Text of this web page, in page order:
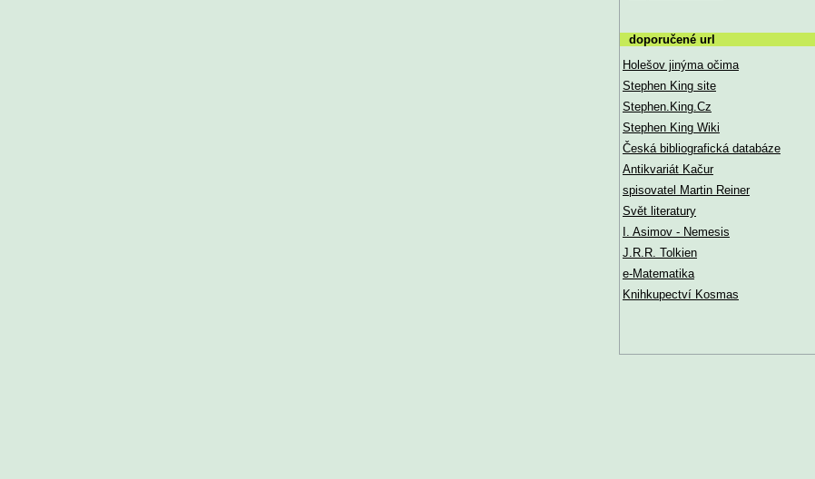
doporučené url
Holešov jinýma očima
Stephen King site
Stephen.King.Cz
Stephen King Wiki
Česká bibliografická databáze
Antikvariát Kačur
spisovatel Martin Reiner
Svět literatury
I. Asimov - Nemesis
J.R.R. Tolkien
e-Matematika
Knihkupectví Kosmas